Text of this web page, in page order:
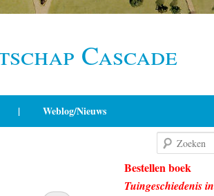
Cascade
| Weblog/Nieuws
Bestellen boek
Tuingeschiedenis in